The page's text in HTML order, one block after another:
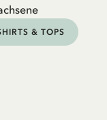
& TOPS